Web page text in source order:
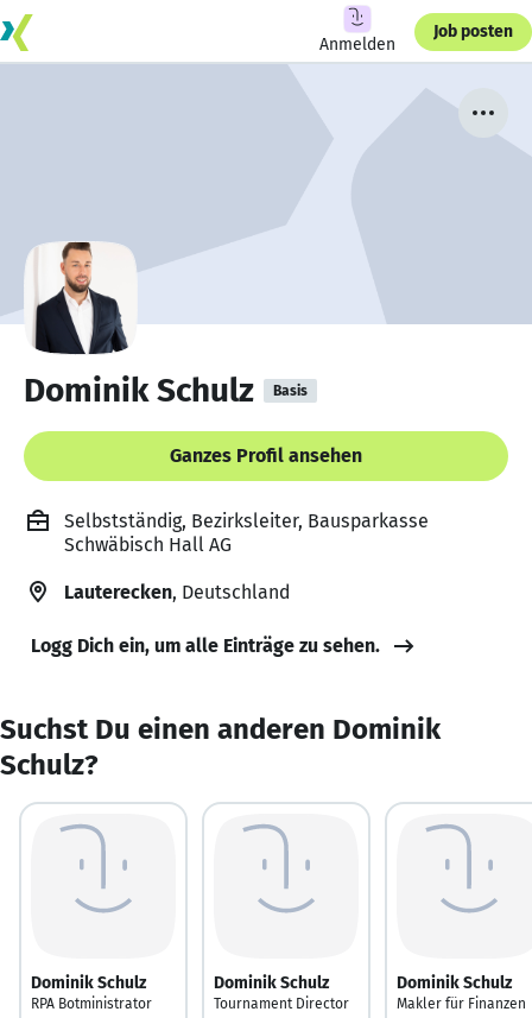
Anmelden
Job posten
Dominik Schulz Basis
Ganzes Profil ansehen
Selbstständig, Bezirksleiter, Bausparkasse
Schwäbisch Hall AG
Lauterecken, Deutschland
Logg Dich ein, um alle Einträge zu sehen.
Suchst Du einen anderen Dominik
Schulz?
Dominik Schulz
RPA Botministrator
Dominik Schulz
Tournament Director
Dominik Schulz
Makler für Finanzen